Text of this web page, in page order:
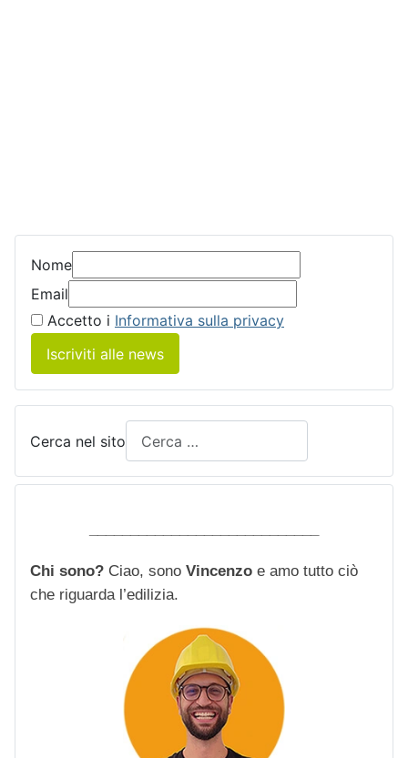
Nome
Email
Accetto i Informativa sulla privacy
Iscriviti alle news
Cerca nel sito
Chi sono? Ciao, sono Vincenzo e amo tutto ciò
che riguarda l’edilizia.